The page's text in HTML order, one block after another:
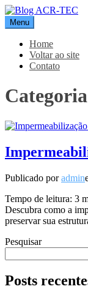
Pular
para
o
conteúdo
Blog ACR-TEC
Menu
Home
Voltar ao site
Contato
Publicado poradmin
Tempo de leitura: 3
Descubra como a
preservar sua
Pesquisar
Posts